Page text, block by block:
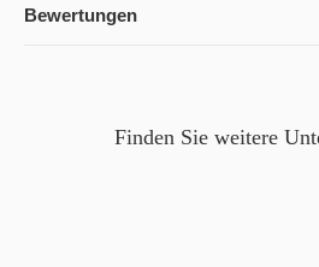
Bewertungen
Finden Sie weitere